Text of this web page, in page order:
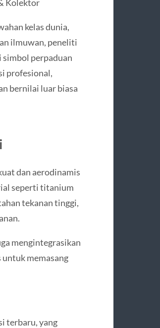
Kolektor
kelas dunia,
ilmuwan, peneliti
simbol perpaduan
profesional,
bernilai luar biasa
dan aerodinamis
seperti titanium
tekanan tinggi,
mengintegrasikan
memasang
terbaru, yang